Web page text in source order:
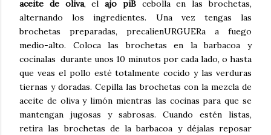
aceite de oliva, elajo piBcebolla en las brochetas,
alternando los ingredientes. Una vez tengas las
brochetas preparadas, precalienURGUERa a fuego
medio-alto. Coloca las brochetas en la barbacoa y
cocínalas durante unos 10 minutos por cada lado, o hasta
que veas el pollo esté totalmente cocido y las verduras
tiernas y doradas. Cepilla las brochetas con la mezcla de
aceite de oliva y limón mientras las cocinas para que se
mantengan jugosas y sabrosas. Cuando estén listas,
retira las brochetas de la barbacoa y déjalas reposar